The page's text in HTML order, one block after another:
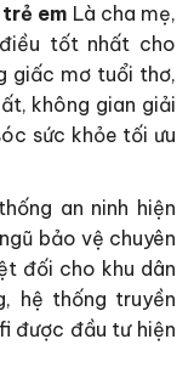
trẻ em Là cha mẹ,
tốt nhất cho
giấc mơ tuổi thơ,
không gian giải
sức khỏe tối ưu
an ninh hiện
bảo vệ chuyên
đối cho khu dân
hệ thống truyền
được đầu tư hiện